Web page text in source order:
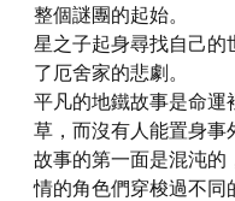
整個謎團的起始。
星之子起身尋找自己的
了厄舍家的悲劇。
平凡的地鐵故事是命運
草，而沒有人能置身事
故事的第一面是混沌的
情的角色們穿梭過不同